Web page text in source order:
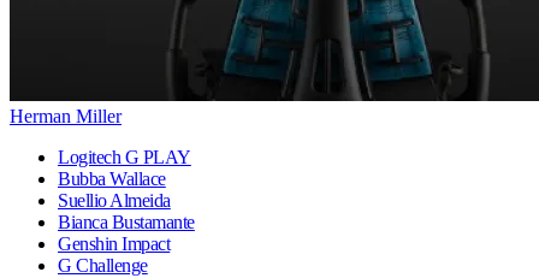
Herman Miller
Logitech G PLAY
Bubba Wallace
Suellio Almeida
Bianca Bustamante
Genshin Impact
G Challenge